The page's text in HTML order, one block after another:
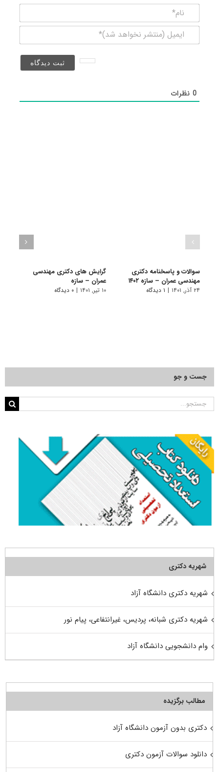
(منتشر
0نظرات
سوالات و پاسخنامه دکتری
مهندسی عمران – سازه ۱۴۰۲
۲۴ آذر, ۱۴۰۱ | ۱ دیدگاه
گرایش های دکتری ﻣﻬﻨﺪسی
ﻋﻤﺮان – ﺳﺎزه
۱۰ تیر, ۱۴۰۱ | ۰ دیدگاه
جست و جو
جستجو
شهریه دکتری
شهریه دکتری دانشگاه آزاد
شهریه دکتری شبانه، پردیس، غیرانتفاعی، پیام نور
وام دانشجویی دانشگاه آزاد
مطالب برگزیده
دکتری بدون آزمون دانشگاه آزاد
دانلود سوالات آزمون دکتری